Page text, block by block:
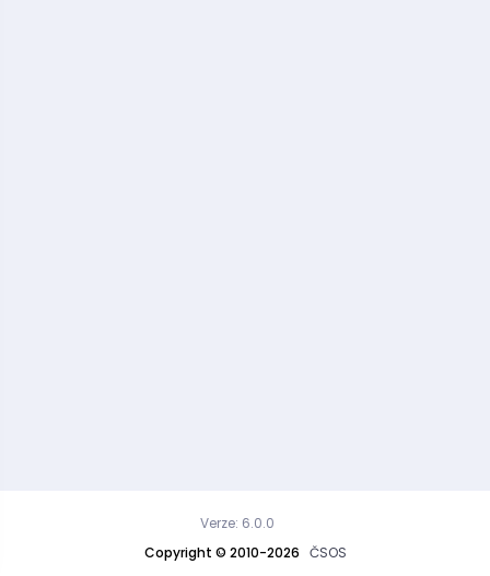
Copyright © 2010-2026 ČSOS
Verze: 6.0.0